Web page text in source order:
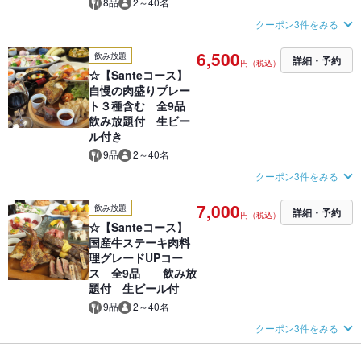
クーポン3件をみる
飲み放題
☆【Santeコース】
自慢の肉盛りプレー
ト３種含む 全9品
飲み放題付 生ビー
ル付き
9品 2～40名
6,500円（税込） 詳細・予約
クーポン3件をみる
飲み放題
☆【Santeコース】
国産牛ステーキ肉料
理グレードUPコー
ス 全9品 飲み放
題付 生ビール付
9品 2～40名
7,000円（税込） 詳細・予約
クーポン3件をみる